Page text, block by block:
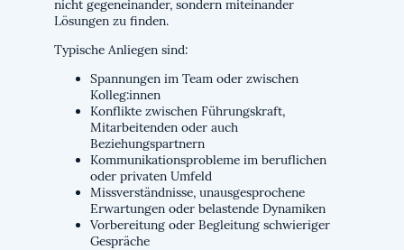
nicht gegeneinander, sondern miteinander
Lösungen zu finden.
Typische Anliegen sind:
Spannungen im Team oder zwischen
Kolleg:innen
Konflikte zwischen Führungskraft,
Mitarbeitenden oder auch
Beziehungspartnern
Kommunikationsprobleme im beruflichen
oder privaten Umfeld
Missverständnisse, unausgesprochene
Erwartungen oder belastende Dynamiken
Vorbereitung oder Begleitung schwieriger
Gespräche